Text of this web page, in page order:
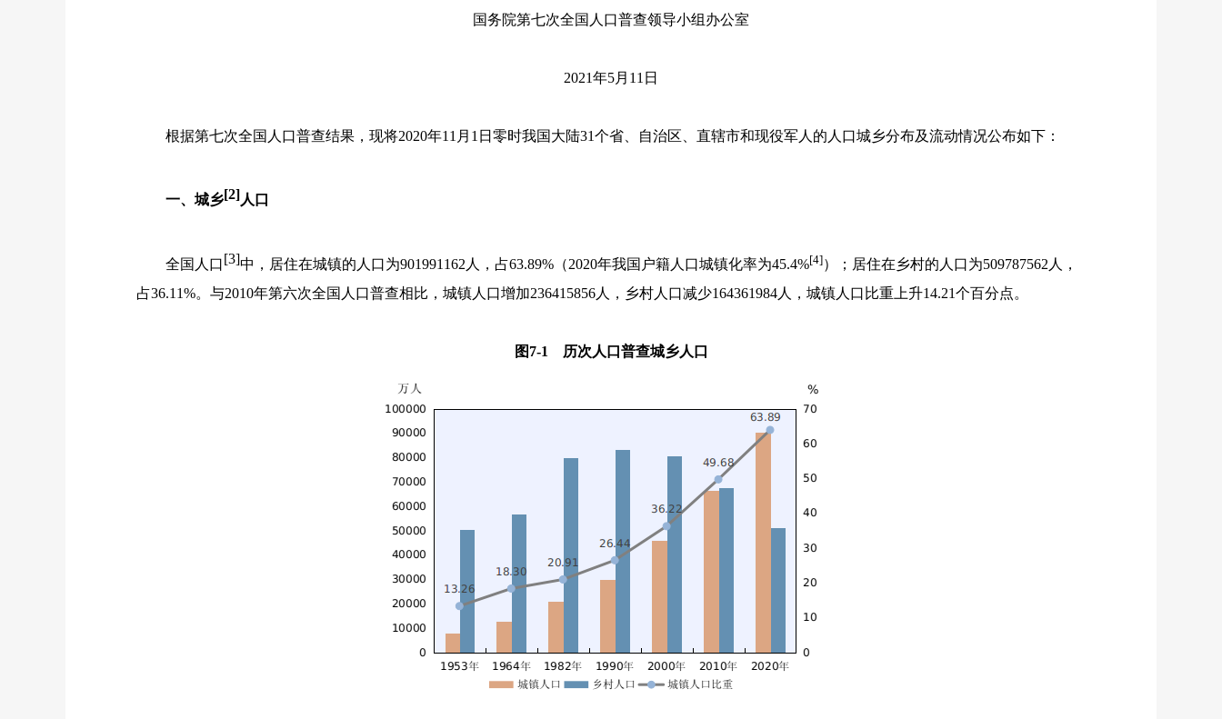
国务院第七次全国人口普查领导小组办公室
2021年5月 11 日
根据第七次全国人口普查结果，现将2020年11 月 1 日零时我国大陆31个省、自治区、直辖市和现役军人的人口城乡分布及流动情况公布如下：
一、城乡[2]人口
全国人口[3]中，居住在城镇的人口为901991162 人，占63.89% （2020年我国户籍人口城镇化率为45.4%[4]）；居住在乡村的人口为509787562 人，
占36.11%。与2010年第六次全国人口普查相比，城镇人口增加236415856人，乡村人口减少164361984人，城镇人口比重上升14.21个百分点。
图7-1 历次人口普查城乡人口